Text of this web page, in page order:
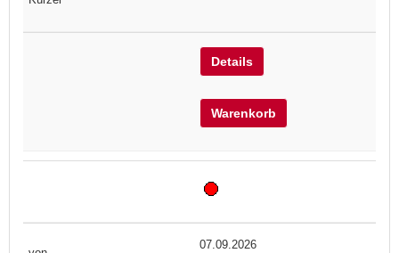
Details
Warenkorb
07.09.2026